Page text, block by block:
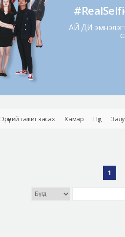
АЙ ДИ эмнэлэгт
Эрүүний гажиг засах Хамар Нүд
1